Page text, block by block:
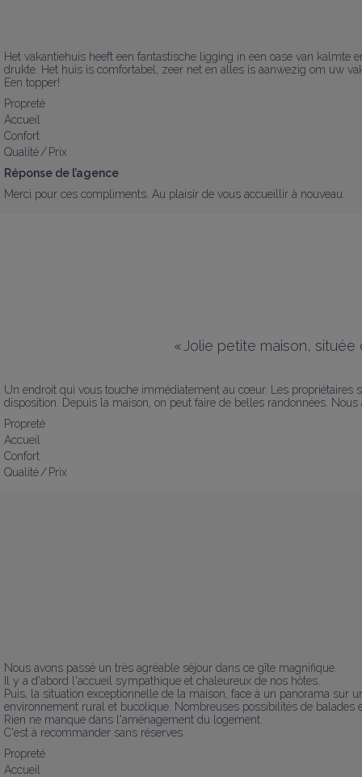
Het vakantiehuis heeft een fantastische ligging in een oase van
drukte. Het huis is comfortabel, zeer net en alles is aanwezig om uw
Een topper!
Propreté
Accueil
Confort
Qualité / Prix
Réponse de l’agence
Merci pour ces compliments. Au plaisir de vous accueillir à nouveau.
«Jolie petite maison,
Un endroit qui vous touche immédiatement au cœur. Les propriétaires
disposition. Depuis la maison, on peut faire de belles randonnées.
Propreté
Accueil
Confort
Qualité / Prix
Nous avons passé un très agréable séjour dans ce gîte magnifique.
Il y a d'abord l'accueil sympathique et chaleureux de nos hôtes.
Puis, la situation exceptionnelle de la maison, face à un panorama sur
environnement rural et bucolique. Nombreuses possibilités de balades
Rien ne manque dans l'aménagement du logement.
C'est à recommander sans réserves.
Propreté
Accueil